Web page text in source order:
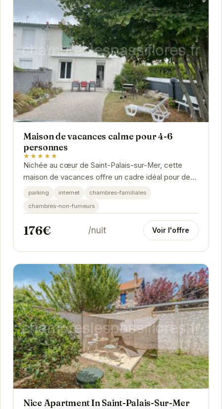
Maison de vacances calme pour 4-6
personnes
★★★★★
Nichée au cœur de Saint-Palais-sur-Mer, cette
maison de vacances offre un cadre idéal pour des
vacances en famille ou entre amis. Avec sa...
parking internet
chambres-familiales
chambres-non-fumeurs
176€ /nuit Voir l'offre
Nice Apartment In Saint-Palais-Sur-Mer